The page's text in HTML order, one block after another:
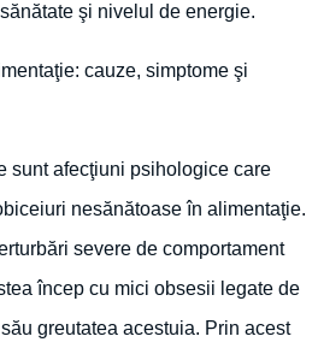
şi nivelul de energie.
sunt afecţiuni psihologice care
nesănătoase în alimentaţie.
severe de comportament
încep cu mici obsesii legate de
greutatea acestuia. Prin acest